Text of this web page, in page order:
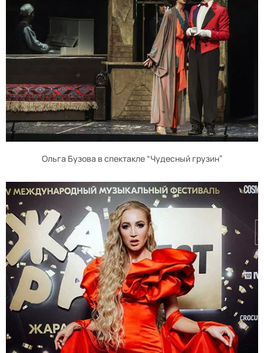
Ольга Бузова в спектакле “Чудесный грузин”